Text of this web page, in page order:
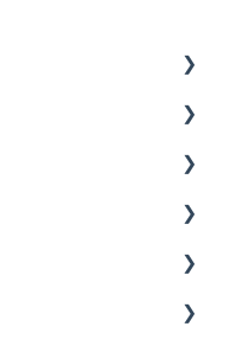
için Temel